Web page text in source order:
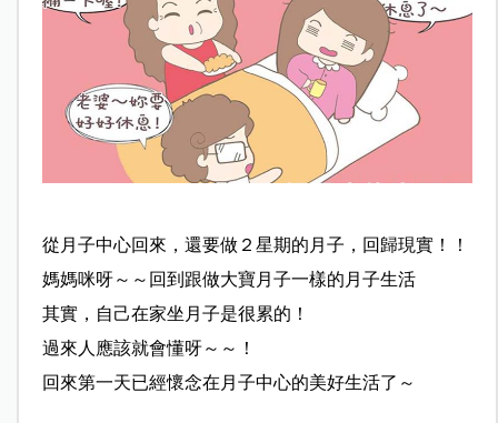
從月子中心回來，還要做２星期的月子，回歸現實！！
媽媽咪呀～～回到跟做大寶月子一樣的月子生活
其實，自己在家坐月子是很累的！
過來人應該就會懂呀～～！
回來第一天已經懷念在月子中心的美好生活了～